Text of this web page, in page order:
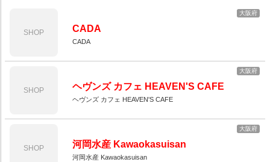
SHOP
大阪府
CADA
CADA
SHOP
大阪府
ヘヴンズ カフェ HEAVEN'S CAFE
ヘヴンズ カフェ HEAVEN'S CAFE
SHOP
大阪府
河岡水産 Kawaokasuisan
河岡水産 Kawaokasuisan